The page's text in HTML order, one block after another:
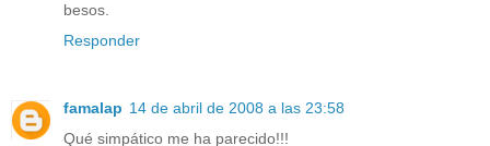
besos.
Responder
famalap 14 de abril de 2008 a las 23:58
Qué simpático me ha parecido!!!